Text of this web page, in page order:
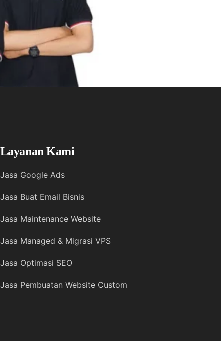
Layanan Kami
Jasa Google Ads
Jasa Buat Email Bisnis
Jasa Maintenance Website
Jasa Managed & Migrasi VPS
Jasa Optimasi SEO
Jasa Pembuatan Website Custom